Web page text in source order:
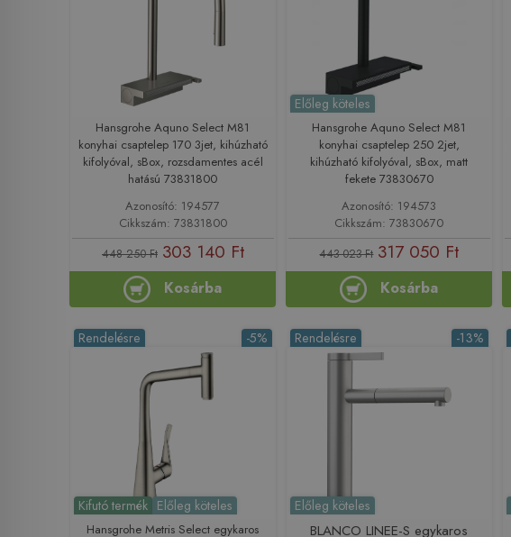
Hansgrohe Aquno Select M81
konyhai csaptelep 170 3jet, kihúzható
kifolyóval, sBox, rozsdamentes acél
hatású 73831800
Azonosító: 194577
Cikkszám: 73831800
448 250 Ft 303 140 Ft
Kosárba
Előleg köteles
Hansgrohe Aquno Select M81
konyhai csaptelep 250 2jet,
kihúzható kifolyóval, sBox, matt
fekete 73830670
Azonosító: 194573
Cikkszám: 73830670
443 023 Ft 317 050 Ft
Kosárba
Kifutó termék Előleg köteles
-5%
Rendelésre
Hansgrohe Metris Select egykaros
-13%
Rendelésre
Előleg köteles
BLANCO LINEE-S egykaros